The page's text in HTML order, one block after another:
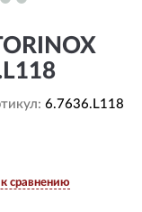
6.7636.L118
сравнению